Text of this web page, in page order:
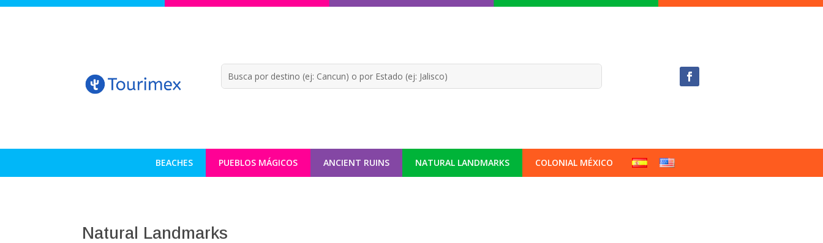
BEACHES PUEBLOS MÁGICOS ANCIENT RUINS NATURAL LANDMARKS COLONIAL MÉXICO
Natural Landmarks